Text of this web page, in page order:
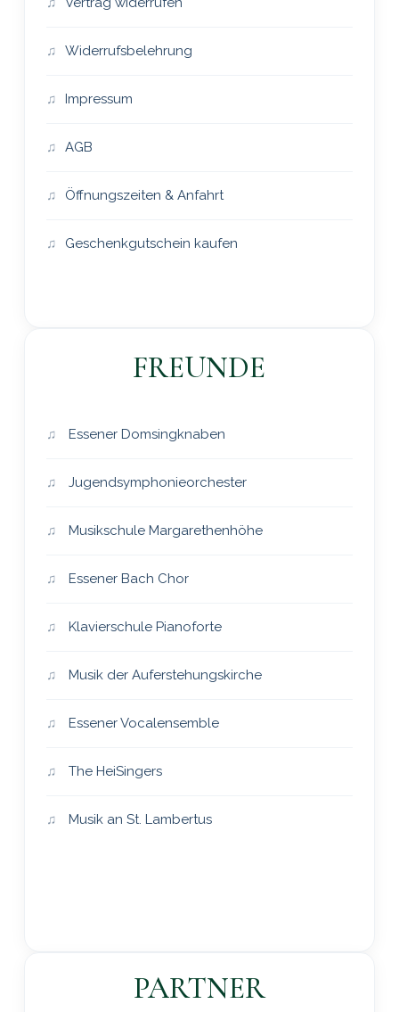
Widerrufsbelehrung
Impressum
AGB
Öffnungszeiten & Anfahrt
Geschenkgutschein kaufen
FREUNDE
Essener Domsingknaben
Jugendsymphonieorchester
Musikschule Margarethenhöhe
Essener Bach Chor
Klavierschule Pianoforte
Musik der Auferstehungskirche
Essener Vocalensemble
The HeiSingers
Musik an St. Lambertus
PARTNER